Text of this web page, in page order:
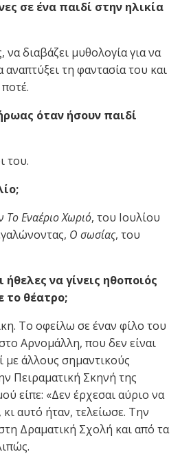
σε ένα παιδί στην ηλικία
να διαβάζει μυθολογία για να
τη φαντασία του και
όταν ήσουν παιδί
του.
Το Εναέριο Χωριό, του Ιουλίου
Ο σωσίας, του
να γίνεις ηθοποιός
το θέατρο;
Το οφείλω σε έναν φίλο του
Αρνομάλλη, που δεν είναι
με άλλους σημαντικούς
Πειραματική Σκηνή της
είπε: «Δεν έρχεσαι αύριο να
αυτό ήταν, τελείωσε. Την
Δραματική Σχολή και από τα